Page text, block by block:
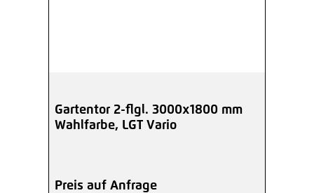
Gartentor 2-flgl. 3000x1800 mm
Wahlfarbe, LGT Vario
Preis auf Anfrage